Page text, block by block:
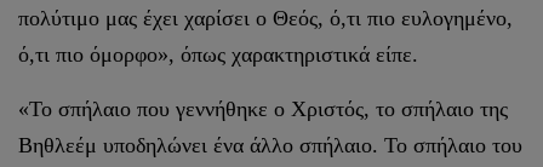
πολύτιμο μας έχει χαρίσει ο Θεός, ό,τι πιο ευλογημένο,
ό,τι πιο όμορφο», όπως χαρακτηριστικά είπε.
«Το σπήλαιο που γεννήθηκε ο Χριστός, το σπήλαιο της
Βηθλεέμ υποδηλώνει ένα άλλο σπήλαιο. Το σπήλαιο του